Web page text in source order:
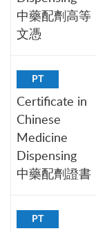
中藥配劑高等
文憑
PT
Certificate in
Chinese
Medicine
Dispensing
中藥配劑證書
PT